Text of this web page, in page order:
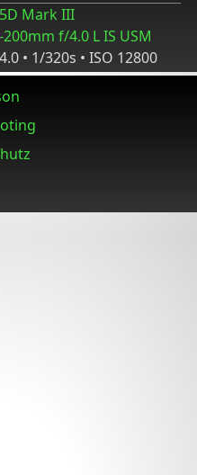
Mark III
200mm f/4.0 L IS USM
• 1/320s • ISO 12800